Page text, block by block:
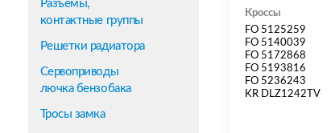
Разъемы,
контактные группы
Решетки радиатора
Сервоприводы
лючка бензобака
Тросы замка
Кроссы
FO 5125259
FO 5140039
FO 5172868
FO 5193816
FO 5236243
KR DLZ1242TV